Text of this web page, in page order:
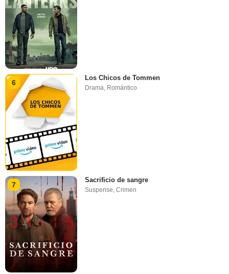
6
Los Chicos de Tommen
Drama, Romántico
7
Sacrificio de sangre
Suspense ,Crimen